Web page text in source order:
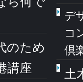
のため
講座
デ
コ
倶
土